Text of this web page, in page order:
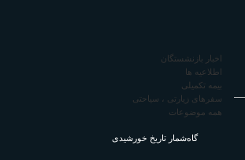
اخبار بازنشستگان
اطلاعیه ها
بیمه تکمیلی
سفرهای زیارتی ، سیاحتی
همه موضوعات
گاه‌شمار تاریخ خورشیدی